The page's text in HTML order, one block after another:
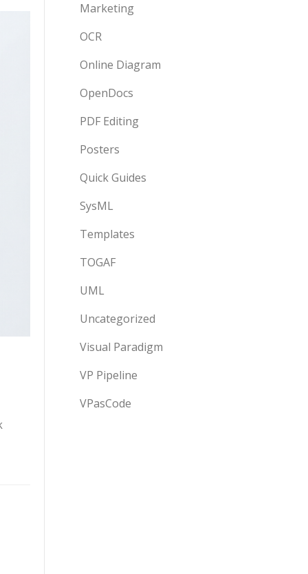
Marketing
OCR
Online Diagram
OpenDocs
PDF Editing
Posters
Quick Guides
SysML
Templates
TOGAF
UML
Uncategorized
Visual Paradigm
VP Pipeline
VPasCode